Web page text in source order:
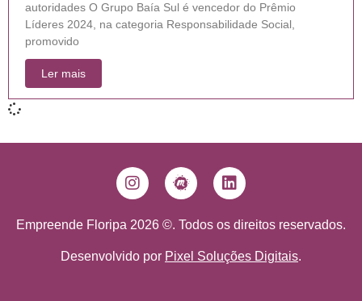
autoridades O Grupo Baía Sul é vencedor do Prêmio
Líderes 2024, na categoria Responsabilidade Social,
promovido
Ler mais
Empreende Floripa 2026 ©. Todos os direitos reservados.
Desenvolvido por Pixel Soluções Digitais.